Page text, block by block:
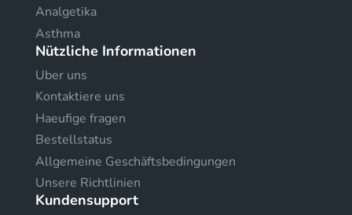
Analgetika
Asthma
Nützliche Informationen
Uber uns
Kontaktiere uns
Haeufige fragen
Bestellstatus
Allgemeine Geschäftsbedingungen
Unsere Richtlinien
Kundensupport